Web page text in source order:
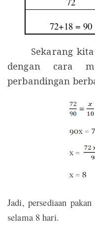
72+18 = 90
Sekarang
dengan cara
perbandingan
Jadi, persediaan
selama 8 hari.